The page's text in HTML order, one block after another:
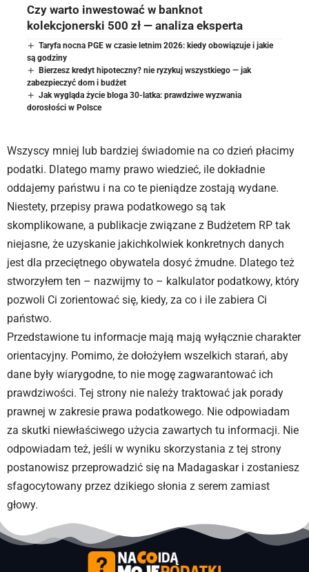
Czy warto inwestować w banknot
kolekcjonerski 500 zł — analiza eksperta
Taryfa nocna PGE w czasie letnim 2026: kiedy obowiązuje i jakie
są godziny
Bierzesz kredyt hipoteczny? nie ryzykuj wszystkiego — jak
zabezpieczyć dom i budżet
Jak wygląda życie bloga 30-latka: prawdziwe wyzwania
dorosłości w Polsce
Wszyscy mniej lub bardziej świadomie na co dzień płacimy
podatki. Dlatego mamy prawo wiedzieć, ile dokładnie
oddajemy państwu i na co te pieniądze zostają wydane.
Niestety, przepisy prawa podatkowego są tak
skomplikowane, a publikacje związane z Budżetem RP tak
niejasne, że uzyskanie jakichkolwiek konkretnych danych
jest dla przeciętnego obywatela dosyć żmudne. Dlatego też
stworzyłem ten – nazwijmy to – kalkulator podatkowy, który
pozwoli Ci zorientować się, kiedy, za co i ile zabiera Ci
państwo.
Przedstawione tu informacje mają mają wyłącznie charakter
orientacyjny. Pomimo, że dołożyłem wszelkich starań, aby
dane były wiarygodne, to nie mogę zagwarantować ich
prawdziwości. Tej strony nie należy traktować jak porady
prawnej w zakresie prawa podatkowego. Nie odpowiadam
za skutki niewłaściwego użycia zawartych tu informacji. Nie
odpowiadam też, jeśli w wyniku skorzystania z tej strony
postanowisz przeprowadzić się na Madagaskar i zostaniesz
sfagocytowany przez dzikiego słonia z serem zamiast
głowy.